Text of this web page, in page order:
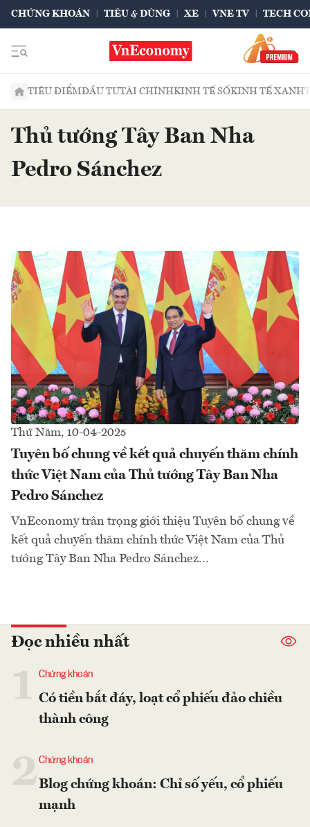
CHỨNG KHOÁN TIÊU & DÙNG XE VNE TV TECH
TIÊU ĐIỂMĐẦU TƯTÀI CHÍNHKINH TẾ SỐKINH TẾ XANH
Thủ tướng Tây Ban Nha
Pedro Sánchez
Thứ Năm, 10-04-2025
Tuyên bố chung về kết quả chuyến thăm chính
thức Việt Nam của Thủ tướng Tây Ban Nha
Pedro Sánchez
VnEconomy trân trọng giới thiệu Tuyên bố chung về
kết quả chuyến thăm chính thức Việt Nam của Thủ
tướng Tây Ban Nha Pedro Sánchez...
Đọc nhiều nhất
Chứng khoán
Có tiền bắt đáy, loạt cổ phiếu đảo chiều
thành công
2Chứng khoán
Blog chứng khoán: Chỉ số yếu, cổ phiếu
mạnh